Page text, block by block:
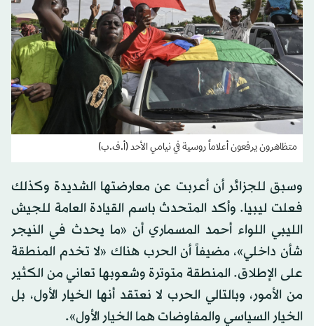
متظاهرون يرفعون أعلاماً روسية في نيامي الأحد (أ.ف.ب)
وسبق للجزائر أن أعربت عن معارضتها الشديدة وكذلك
فعلت ليبيا. وأكد المتحدث باسم القيادة العامة للجيش
الليبي اللواء أحمد المسماري أن «ما يحدث في النيجر
شأن داخلي»، مضيفاً أن الحرب هناك «لا تخدم المنطقة
على الإطلاق. المنطقة متوترة وشعوبها تعاني من الكثير
من الأمور، وبالتالي الحرب لا نعتقد أنها الخيار الأول، بل
الخيار السياسي والمفاوضات هما الخيار الأول».